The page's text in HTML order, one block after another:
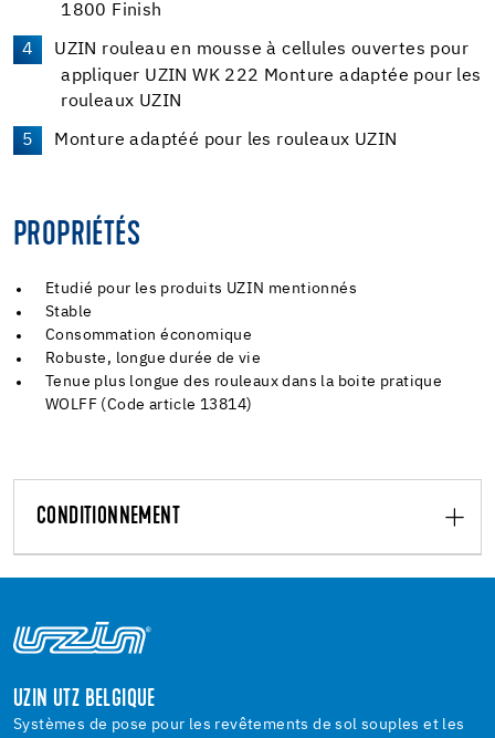
1800 Finish
UZIN rouleau en mousse à cellules ouvertes pour
appliquer UZIN WK 222 Monture adaptée pour les
rouleaux UZIN
Monture adaptéé pour les rouleaux UZIN
PROPRIÉTÉS
Etudié pour les produits UZIN mentionnés
Stable
Consommation économique
Robuste, longue durée de vie
Tenue plus longue des rouleaux dans la boite pratique
WOLFF (Code article 13814)
CONDITIONNEMENT
UZIN UTZ BELGIQUE
Systèmes de pose pour les revêtements de sol souples et les